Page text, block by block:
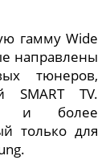
гамму Wide
направлены
тюнеров,
TV.
и более
только для